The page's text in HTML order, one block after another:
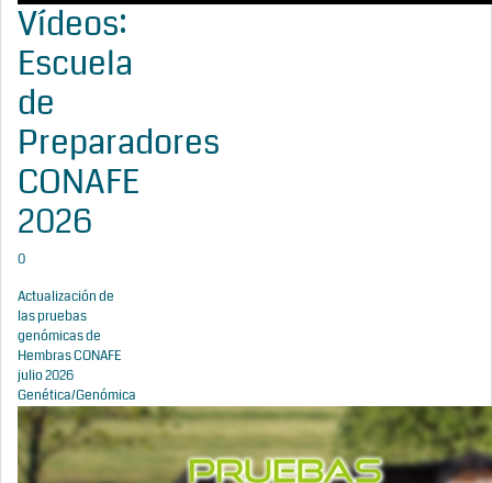
Vídeos:
Escuela
de
Preparadores
CONAFE
2026
0
Actualización de
las pruebas
genómicas de
Hembras CONAFE
julio 2026
Genética/Genómica